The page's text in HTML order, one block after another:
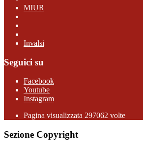
MIUR
Invalsi
Seguici su
Facebook
Youtube
Instagram
Pagina visualizzata 297062 volte
Sezione Copyright